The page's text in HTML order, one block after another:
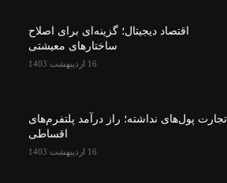
اقتصاد دیجیتال؛ گزینه‌ای برای اصلاح
ساختارهای معیشتی
16 اردیبهشت 1403
تجارت پول‌های نداشته؛ راز درآمد پلتفرم‌های
اقساطی
16 اردیبهشت 1403